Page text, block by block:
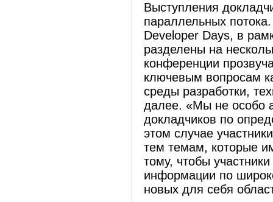
Выступления
параллельных
Developer Days, в
разделены на
конференции
ключевым вопросам
среды разработки,
далее. «Мы не особо
докладчиков по
этом случае
тем темам, которые
тому, чтобы
информации по
новых для себя